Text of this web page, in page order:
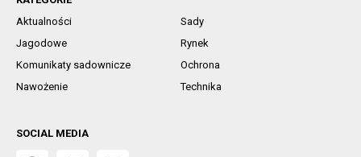
Aktualności
Sady
Jagodowe
Rynek
Komunikaty sadownicze
Ochrona
Nawożenie
Technika
SOCIAL MEDIA